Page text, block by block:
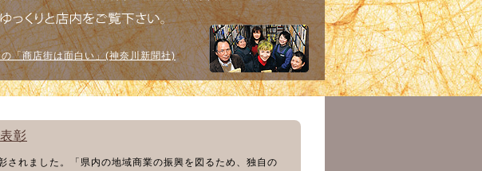
「商店街は面白い」(神奈川新聞社)
彰
れました。「県内の地域商業の振興を図るため、独自の